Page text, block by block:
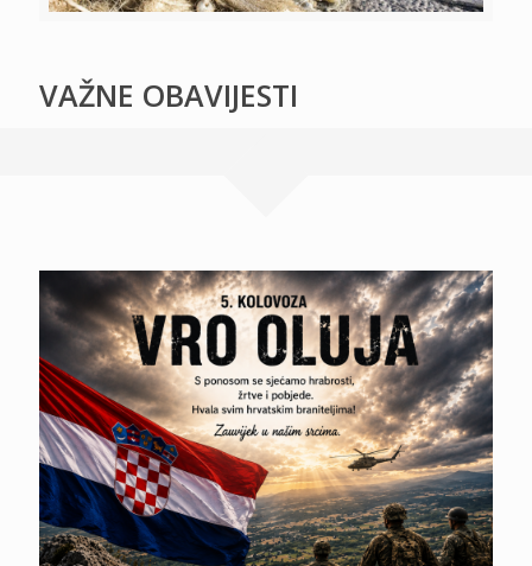
VAŽNE OBAVIJESTI